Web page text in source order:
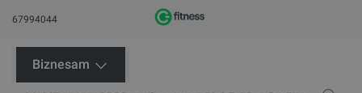
67994044
Biznesam